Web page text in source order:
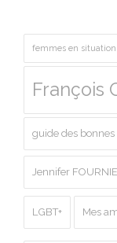
femmes en
François
guide des
Jennifer
LGBT+ Mes